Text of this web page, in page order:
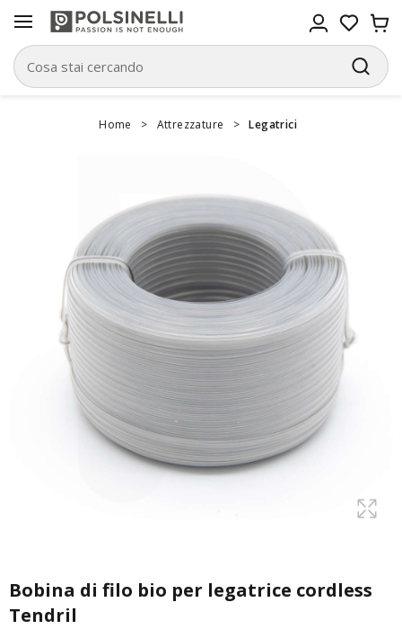
Home > Attrezzature > Legatrici
Bobina di filo bio per legatrice cordless
Tendril